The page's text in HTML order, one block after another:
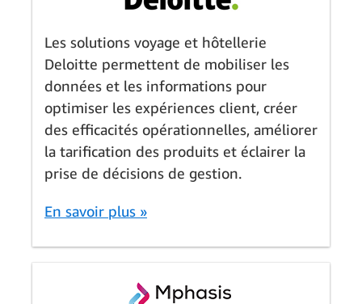
Les solutions voyage et hôtellerie
Deloitte permettent de mobiliser les
données et les informations pour
optimiser les expériences client, créer
des efficacités opérationnelles, améliorer
la tarification des produits et éclairer la
prise de décisions de gestion.
En savoir plus »